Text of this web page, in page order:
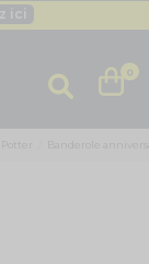
ici
ici
0
Banderole